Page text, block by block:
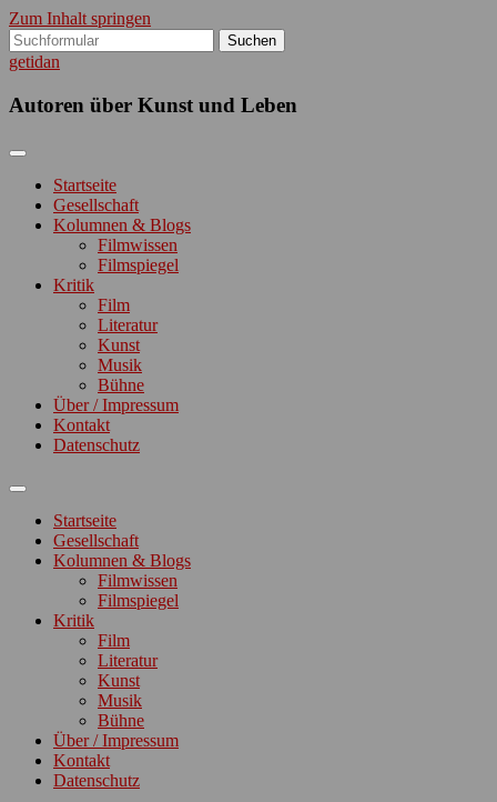
Zum Inhalt springen
Suchen
nach:
getidan
Autoren über Kunst und Leben
Startseite
Gesellschaft
Kolumnen & Blogs
Filmwissen
Filmspiegel
Kritik
Film
Literatur
Kunst
Musik
Bühne
Über / Impressum
Kontakt
Datenschutz
Suchfeld
ein-/ausblenden
Startseite
Gesellschaft
Kolumnen & Blogs
Filmwissen
Filmspiegel
Kritik
Film
Literatur
Kunst
Musik
Bühne
Über / Impressum
Kontakt
Datenschutz